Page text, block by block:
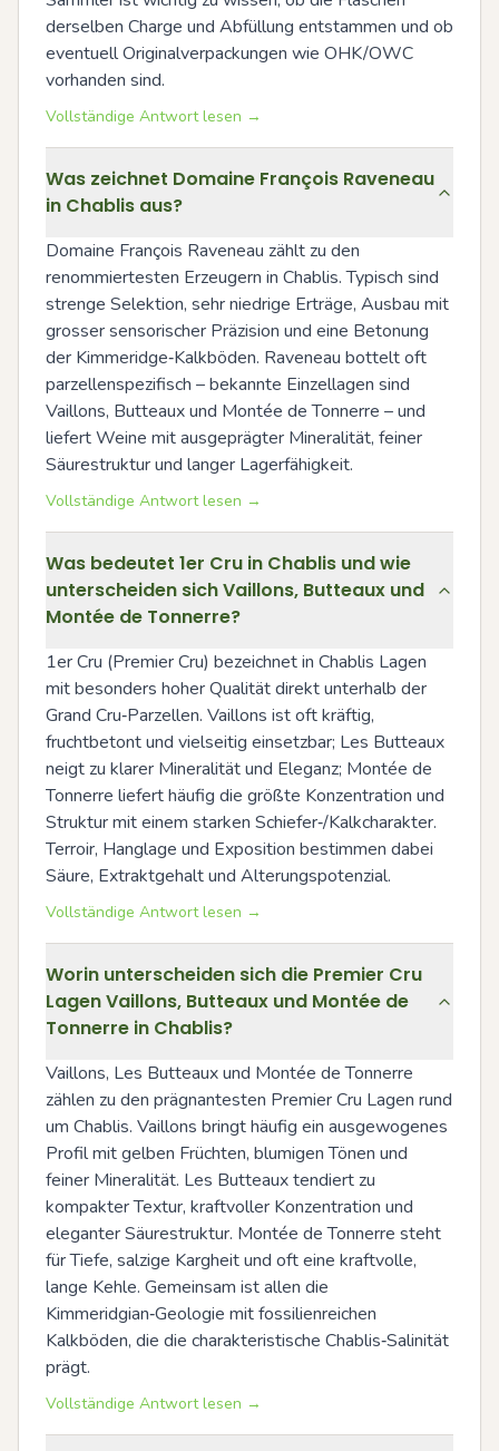
derselben Charge und Abfüllung entstammen und ob
eventuell Originalverpackungen wie OHK/OWC
vorhanden sind.
Vollständige Antwort lesen →
Was zeichnet Domaine François Raveneau
in Chablis aus?
Domaine François Raveneau zählt zu den
renommiertesten Erzeugern in Chablis. Typisch sind
strenge Selektion, sehr niedrige Erträge, Ausbau mit
grosser sensorischer Präzision und eine Betonung
der Kimmeridge‑Kalkböden. Raveneau bottelt oft
parzellenspezifisch – bekannte Einzellagen sind
Vaillons, Butteaux und Montée de Tonnerre – und
liefert Weine mit ausgeprägter Mineralität, feiner
Säurestruktur und langer Lagerfähigkeit.
Vollständige Antwort lesen →
Was bedeutet 1er Cru in Chablis und wie
unterscheiden sich Vaillons, Butteaux und
Montée de Tonnerre?
1er Cru (Premier Cru) bezeichnet in Chablis Lagen
mit besonders hoher Qualität direkt unterhalb der
Grand Cru‑Parzellen. Vaillons ist oft kräftig,
fruchtbetont und vielseitig einsetzbar; Les Butteaux
neigt zu klarer Mineralität und Eleganz; Montée de
Tonnerre liefert häufig die größte Konzentration und
Struktur mit einem starken Schiefer‑/Kalkcharakter.
Terroir, Hanglage und Exposition bestimmen dabei
Säure, Extraktgehalt und Alterungspotenzial.
Vollständige Antwort lesen →
Worin unterscheiden sich die Premier Cru
Lagen Vaillons, Butteaux und Montée de
Tonnerre in Chablis?
Vaillons, Les Butteaux und Montée de Tonnerre
zählen zu den prägnantesten Premier Cru Lagen rund
um Chablis. Vaillons bringt häufig ein ausgewogenes
Profil mit gelben Früchten, blumigen Tönen und
feiner Mineralität. Les Butteaux tendiert zu
kompakter Textur, kraftvoller Konzentration und
eleganter Säurestruktur. Montée de Tonnerre steht
für Tiefe, salzige Kargheit und oft eine kraftvolle,
lange Kehle. Gemeinsam ist allen die
Kimmeridgian‑Geologie mit fossilienreichen
Kalkböden, die die charakteristische Chablis‑Salinität
prägt.
Vollständige Antwort lesen →